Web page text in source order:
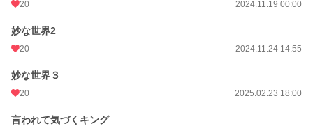
20 2024.11.19 00:00
妙な世界2
20 2024.11.24 14:55
妙な世界３
20 2025.02.23 18:00
言われて気づくキング